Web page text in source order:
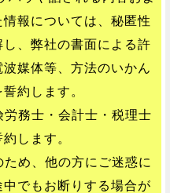
報については、秘匿性
、弊社の書面による許
媒体等、方法のいかん
約します。
務士・会計士・税理士
します。
め、他の方にご迷惑に
でもお断りする場合が